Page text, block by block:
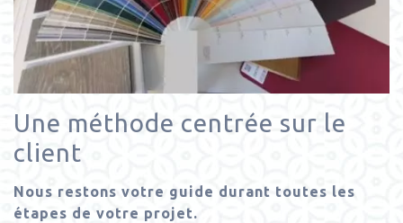
Une méthode centrée sur le
client
Nous restons votre guide durant toutes les
étapes de votre projet.